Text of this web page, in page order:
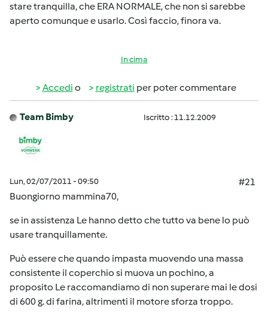
stare tranquilla, che ERA NORMALE, che non si sarebbe
aperto comunque e usarlo. Così faccio, finora va.
In cima
Accedi o registrati per poter commentare
Team Bimby Iscritto : 11.12.2009
Lun, 02/07/2011 - 09:50
#21
Buongiorno mammina70,
se in assistenza Le hanno detto che tutto va bene lo può
usare tranquillamente.
Può essere che quando impasta muovendo una massa
consistente il coperchio si muova un pochino, a
proposito Le raccomandiamo di non superare mai le dosi
di 600 g. di farina, altrimenti il motore sforza troppo.